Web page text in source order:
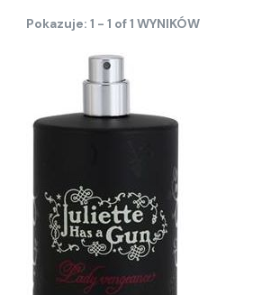
Pokazuje: 1 - 1 of 1 WYNIKÓW